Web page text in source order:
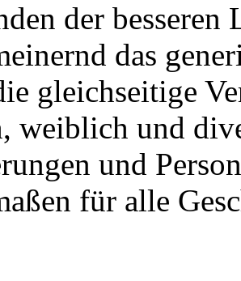
der
das
gleichseitige
weiblich und
und
für alle